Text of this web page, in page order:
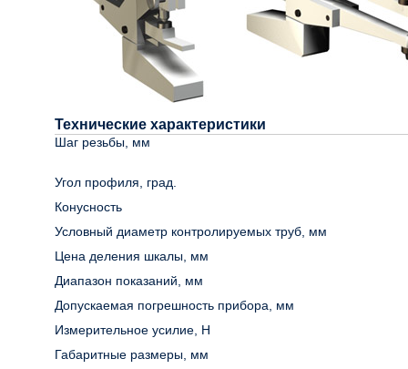
Технические характеристики
Шаг резьбы, мм
Угол профиля, град.
Конусность
Условный диаметр контролируемых труб, мм
Цена деления шкалы, мм
Диапазон показаний, мм
Допускаемая погрешность прибора, мм
Измерительное усилие, Н
Габаритные размеры, мм